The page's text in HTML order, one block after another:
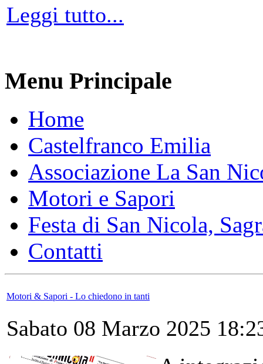
Leggi tutto...
Menu Principale
Home
Castelfranco Emilia
Associazione La San
Motori e Sapori
Festa di San Nicola,
Contatti
Motori & Sapori - Lo chiedono in tanti
Sabato 08 Marzo 2025